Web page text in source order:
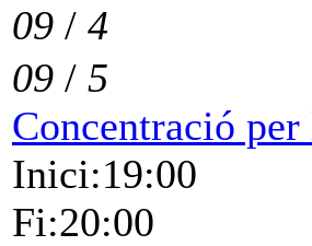
09 / 4
09 / 5
Concentració
Inici:19:00
Fi:20:00